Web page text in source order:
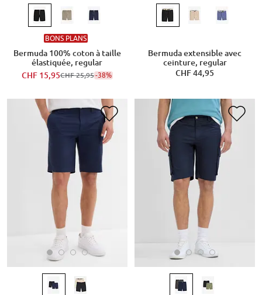
BONS PLANS
Bermuda 100% coton à taille
élastiquée, regular
CHF 15,95CHF 25,95-38%
Bermuda extensible avec
ceinture, regular
CHF 44,95